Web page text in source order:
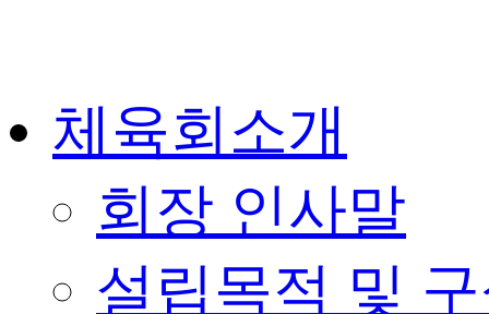
체육회소개
회장 인사말
설립목적 및